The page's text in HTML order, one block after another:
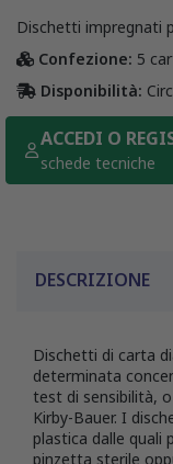
Dischetti impregnati
Confezione: 5
Disponibilità:
ACCEDI O
schede tecniche
DESCRIZIONE
Dischetti di carta
determinata
test di sensibilità,
Kirby-Bauer. I
plastica dalle quali
pinzetta sterile